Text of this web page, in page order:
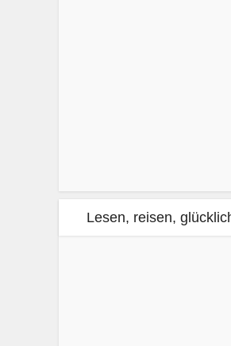
Lesen, reisen,